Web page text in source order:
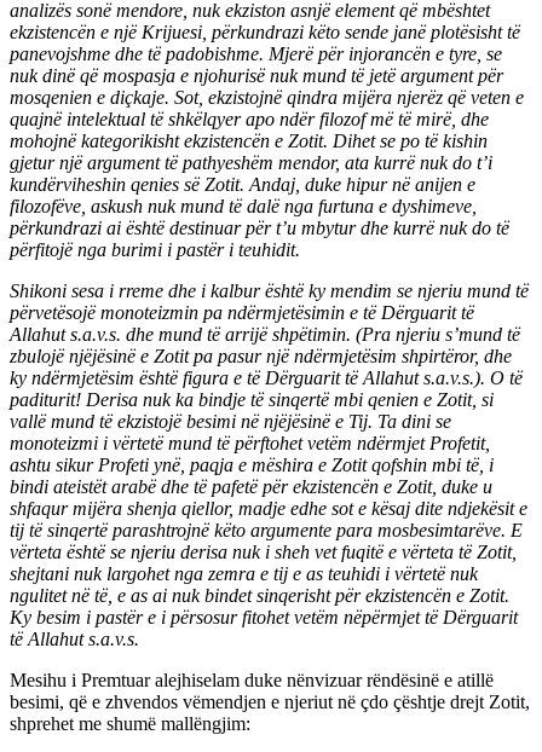
analizës sonë mendore, nuk ekziston asnjë element që mbështet
ekzistencën e një Krijuesi, përkundrazi këto sende janë plotësisht të
panevojshme dhe të padobishme. Mjerë për injorancën e tyre, se
nuk dinë që mospasja e njohurisë nuk mund të jetë argument për
mosqenien e diçkaje. Sot, ekzistojnë qindra mijëra njerëz që veten e
quajnë intelektual të shkëlqyer apo ndër filozof më të mirë, dhe
mohojnë kategorikisht ekzistencën e Zotit. Dihet se po të kishin
gjetur një argument të pathyeshëm mendor, ata kurrë nuk do t’i
kundërviheshin qenies së Zotit. Andaj, duke hipur në anijen e
filozofëve, askush nuk mund të dalë nga furtuna e dyshimeve,
përkundrazi ai është destinuar për t’u mbytur dhe kurrë nuk do të
përfitojë nga burimi i pastër i teuhidit.
Shikoni sesa i rreme dhe i kalbur është ky mendim se njeriu mund të
përvetësojë monoteizmin pa ndërmjetësimin e të Dërguarit të
Allahut s.a.v.s. dhe mund të arrijë shpëtimin. (Pra njeriu s’mund të
zbulojë njëjësinë e Zotit pa pasur një ndërmjetësim shpirtëror, dhe
ky ndërmjetësim është figura e të Dërguarit të Allahut s.a.v.s.). O të
paditurit! Derisa nuk ka bindje të sinqertë mbi qenien e Zotit, si
vallë mund të ekzistojë besimi në njëjësinë e Tij. Ta dini se
monoteizmi i vërtetë mund të përftohet vetëm ndërmjet Profetit,
ashtu sikur Profeti ynë, paqja e mëshira e Zotit qofshin mbi të, i
bindi ateistët arabë dhe të pafetë për ekzistencën e Zotit, duke u
shfaqur mijëra shenja qiellor, madje edhe sot e kësaj dite ndjekësit e
tij të sinqertë parashtrojnë këto argumente para mosbesimtarëve. E
vërteta është se njeriu derisa nuk i sheh vet fuqitë e vërteta të Zotit,
shejtani nuk largohet nga zemra e tij e as teuhidi i vërtetë nuk
ngulitet në të, e as ai nuk bindet sinqerisht për ekzistencën e Zotit.
Ky besim i pastër e i përsosur fitohet vetëm nëpërmjet të Dërguarit
të Allahut s.a.v.s.
Mesihu i Premtuar alejhiselam duke nënvizuar rëndësinë e atillë
besimi, që e zhvendos vëmendjen e njeriut në çdo çështje drejt Zotit,
shprehet me shumë mallëngjim: